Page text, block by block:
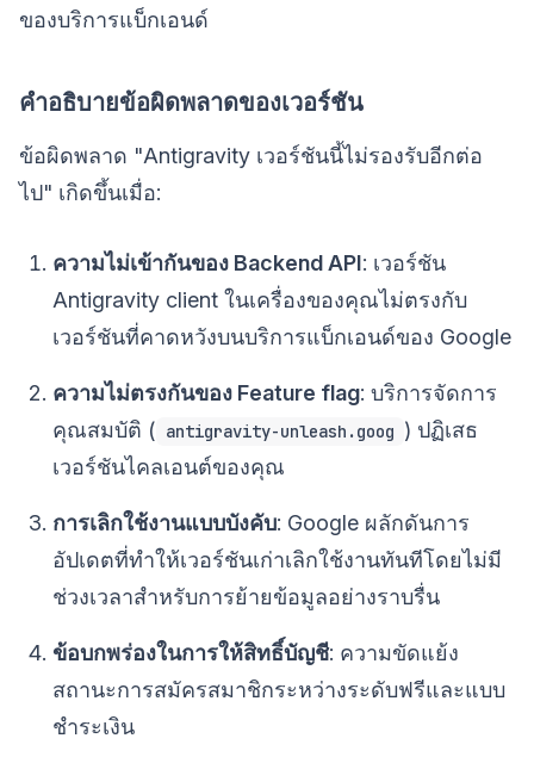
ของบริการแบ็กเอนด์
คำอธิบายข้อผิดพลาดของเวอร์ชัน
ข้อผิดพลาด "Antigravity เวอร์ชันนี้ไม่รองรับอีกต่อ
ไป" เกิดขึ้นเมื่อ:
ความไม่เข้ากันของ Backend API: เวอร์ชัน
Antigravity client ในเครื่องของคุณไม่ตรงกับ
เวอร์ชันที่คาดหวังบนบริการแบ็กเอนด์ของ Google
ความไม่ตรงกันของ Feature flag: บริการจัดการ
คุณสมบัติ ( antigravity-unleash.goog ) ปฏิเสธ
เวอร์ชันไคลเอนต์ของคุณ
การเลิกใช้งานแบบบังคับ: Google ผลักดันการ
อัปเดตที่ทำให้เวอร์ชันเก่าเลิกใช้งานทันทีโดยไม่มี
ช่วงเวลาสำหรับการย้ายข้อมูลอย่างราบรื่น
ข้อบกพร่องในการให้สิทธิ์บัญชี: ความขัดแย้ง
สถานะการสมัครสมาชิกระหว่างระดับฟรีและแบบ
ชำระเงิน